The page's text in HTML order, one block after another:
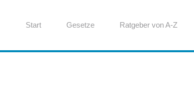
Start Gesetze Ratgeber von A-Z